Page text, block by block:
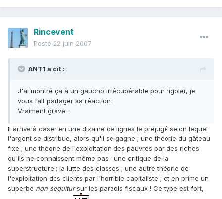
Rincevent
Posté 22 juin 2007
ANT1 a dit :
J'ai montré ça à un gaucho irrécupérable pour rigoler, je
vous fait partager sa réaction:
Vraiment grave…
Il arrive à caser en une dizaine de lignes le préjugé selon lequel
l'argent se distribue, alors qu'il se gagne ; une théorie du gâteau
fixe ; une théorie de l'exploitation des pauvres par des riches
qu'ils ne connaissent même pas ; une critique de la
superstructure ; la lutte des classes ; une autre théorie de
l'exploitation des clients par l'horrible capitaliste ; et en prime un
superbe non sequitursur les paradis fiscaux ! Ce type est fort,